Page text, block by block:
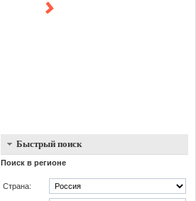
Быстрый поиск
Поиск в регионе
Страна: